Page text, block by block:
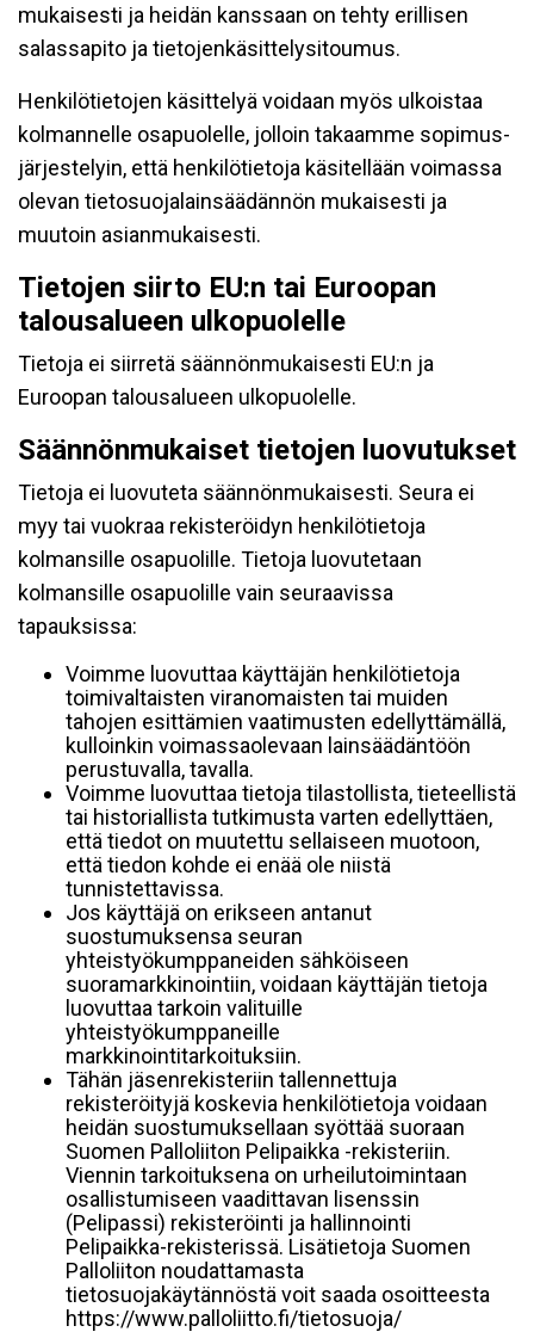
mukaisesti ja heidän kanssaan on tehty erillisen
salassapito ja tietojenkäsittelysitoumus.
Henkilötietojen käsittelyä voidaan myös ulkoistaa
kolmannelle osapuolelle, jolloin takaamme sopimus-
järjestelyin, että henkilötietoja käsitellään voimassa
olevan tietosuojalainsäädännön mukaisesti ja
muutoin asianmukaisesti.
Tietojen siirto EU:n tai Euroopan
talousalueen ulkopuolelle
Tietoja ei siirretä säännönmukaisesti EU:n ja
Euroopan talousalueen ulkopuolelle.
Säännönmukaiset tietojen luovutukset
Tietoja ei luovuteta säännönmukaisesti. Seura ei
myy tai vuokraa rekisteröidyn henkilötietoja
kolmansille osapuolille. Tietoja luovutetaan
kolmansille osapuolille vain seuraavissa
tapauksissa:
Voimme luovuttaa käyttäjän henkilötietoja
toimivaltaisten viranomaisten tai muiden
tahojen esittämien vaatimusten edellyttämällä,
kulloinkin voimassaolevaan lainsäädäntöön
perustuvalla, tavalla.
Voimme luovuttaa tietoja tilastollista, tieteellistä
tai historiallista tutkimusta varten edellyttäen,
että tiedot on muutettu sellaiseen muotoon,
että tiedon kohde ei enää ole niistä
tunnistettavissa.
Jos käyttäjä on erikseen antanut
suostumuksensa seuran
yhteistyökumppaneiden sähköiseen
suoramarkkinointiin, voidaan käyttäjän tietoja
luovuttaa tarkoin valituille
yhteistyökumppaneille
markkinointitarkoituksiin.
Tähän jäsenrekisteriin tallennettuja
rekisteröityjä koskevia henkilötietoja voidaan
heidän suostumuksellaan syöttää suoraan
Suomen Palloliiton Pelipaikka -rekisteriin.
Viennin tarkoituksena on urheilutoimintaan
osallistumiseen vaadittavan lisenssin
(Pelipassi) rekisteröinti ja hallinnointi
Pelipaikka-rekisterissä. Lisätietoja Suomen
Palloliiton noudattamasta
tietosuojakäytännöstä voit saada osoitteesta
https://www.palloliitto.fi/tietosuoja/